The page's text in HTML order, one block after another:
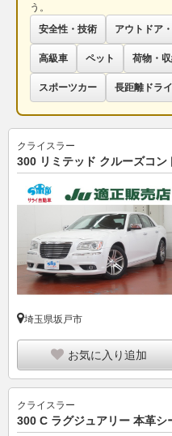
う。
安全性・技術
アウトドア
高級車 ペット 荷物・
スポーツカー 長距離ドラ
クライスラー
300 リミテッド クルーズコ
埼玉県坂戸市
お気に入り追加
クライスラー
300 C ラグジュアリー 本革シ